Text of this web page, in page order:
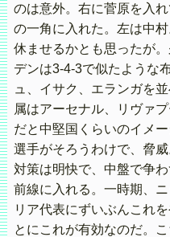
のは意外。右に菅原を入
の一角に入れた。左は中
休ませるかとも思ったが
デンは3-4-3で似たような
ュ、イサク、エランガを
属はアーセナル、リヴァ
だと中堅国くらいのイメ
選手がそろうわけで、脅
対策は明快で、中盤で争
前線に入れる。一時期、
リア代表にずいぶんこれ
とにこれが有効なのだ。